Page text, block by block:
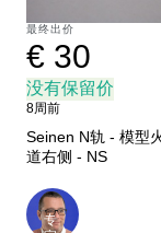
最终出价
€ 30
没有保留价
8周前
Seinen N轨 - 模型
道右侧 - NS
专